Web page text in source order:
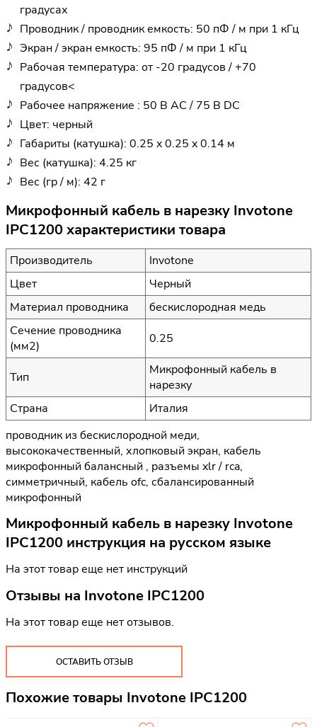
градусах
Проводник / проводник емкость: 50 пФ / м при 1 кГц
Экран / экран емкость: 95 пФ / м при 1 кГц
Рабочая температура: от -20 градусов / +70
градусов<
Рабочее напряжение : 50 В АС / 75 В DC
Цвет: черный
Габариты (катушка): 0.25 x 0.25 x 0.14 м
Вес (катушка): 4.25 кг
Вес (гр / м): 42 г
Микрофонный кабель в нарезку Invotone
IPC1200 характеристики товара
Производитель
Invotone
Цвет
Черный
Материал проводника
бескислородная медь
Сечение проводника
(мм2)
0.25
Тип
Микрофонный кабель в
нарезку
Страна
Италия
проводник из бескислородной меди,
высококачественный, хлопковый экран, кабель
микрофонный балансный , разъемы xlr / rca,
симметричный, кабель ofc, сбалансированный
микрофонный
Микрофонный кабель в нарезку Invotone
IPC1200 инструкция на русском языке
На этот товар еще нет инструкций
Отзывы на Invotone IPC1200
На этот товар еще нет отзывов.
ОСТАВИТЬ ОТЗЫВ
Похожие товары Invotone IPC1200